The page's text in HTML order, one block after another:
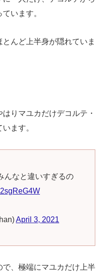
います。
んど上半身が隠れていま
りマユカだけデコルテ・
ます。
んなと違いすぎるの
April 3, 2021
、極端にマユカだけ上半